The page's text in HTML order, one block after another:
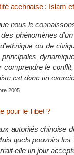
acehnaise : Islam
nous le
des phénomènes
ou de
comprendre le
est donc un
2005
pour le Tibet ?
autorités chinoise
quels pouvoirs
elle un jour